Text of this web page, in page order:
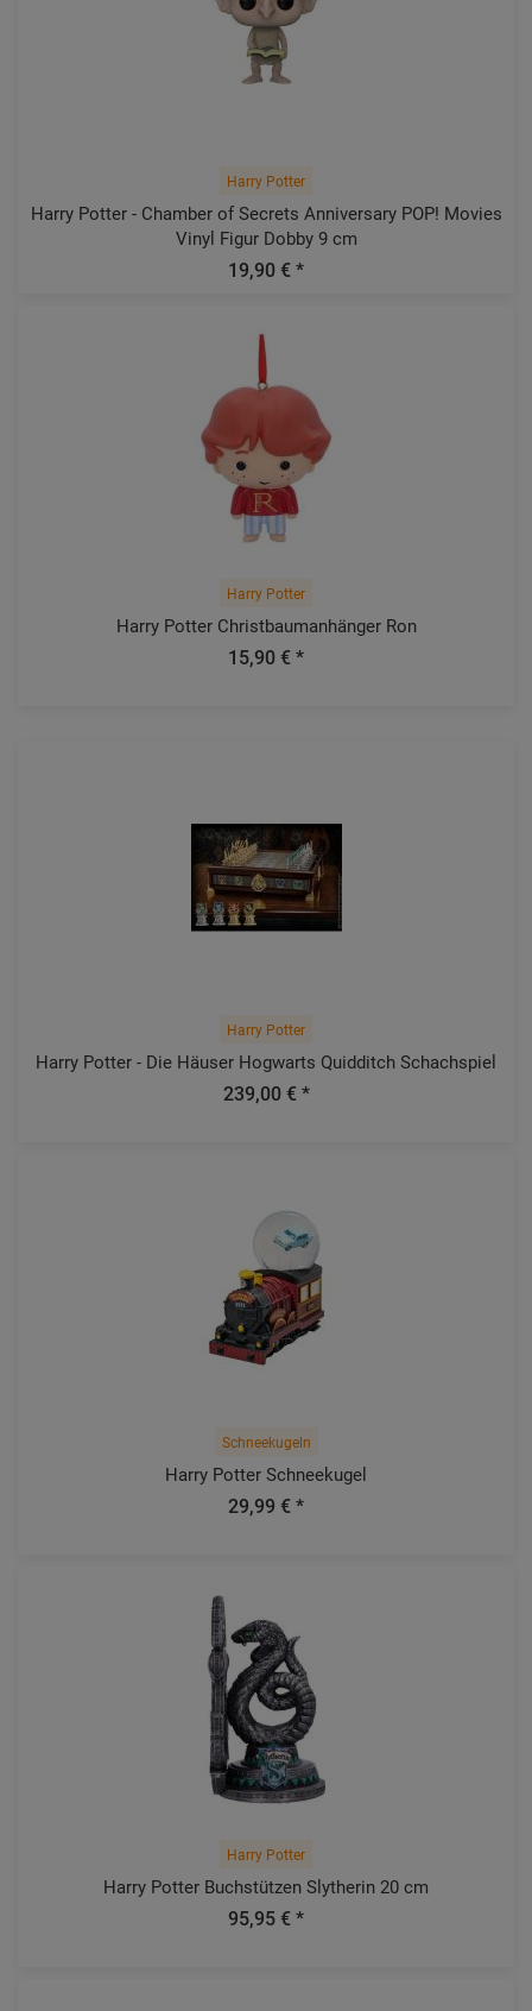
Harry Potter
Harry Potter - Chamber of Secrets Anniversary POP! Movies
Vinyl Figur Dobby 9 cm
19,90 € *
Harry Potter
Harry Potter Christbaumanhänger Ron
15,90 € *
Harry Potter
Harry Potter - Die Häuser Hogwarts Quidditch Schachspiel
239,00 € *
Schneekugeln
Harry Potter Schneekugel
29,99 € *
Harry Potter
Harry Potter Buchstützen Slytherin 20 cm
95,95 € *